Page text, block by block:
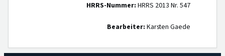
HRRS-Nummer: HRRS 2013 Nr. 547
Bearbeiter: Karsten Gaede